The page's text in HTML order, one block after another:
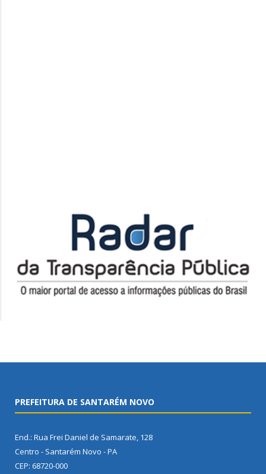
PREFEITURA DE SANTARÉM NOVO
End.: Rua Frei Daniel de Samarate, 128
Centro - Santarém Novo - PA
CEP: 68720-000